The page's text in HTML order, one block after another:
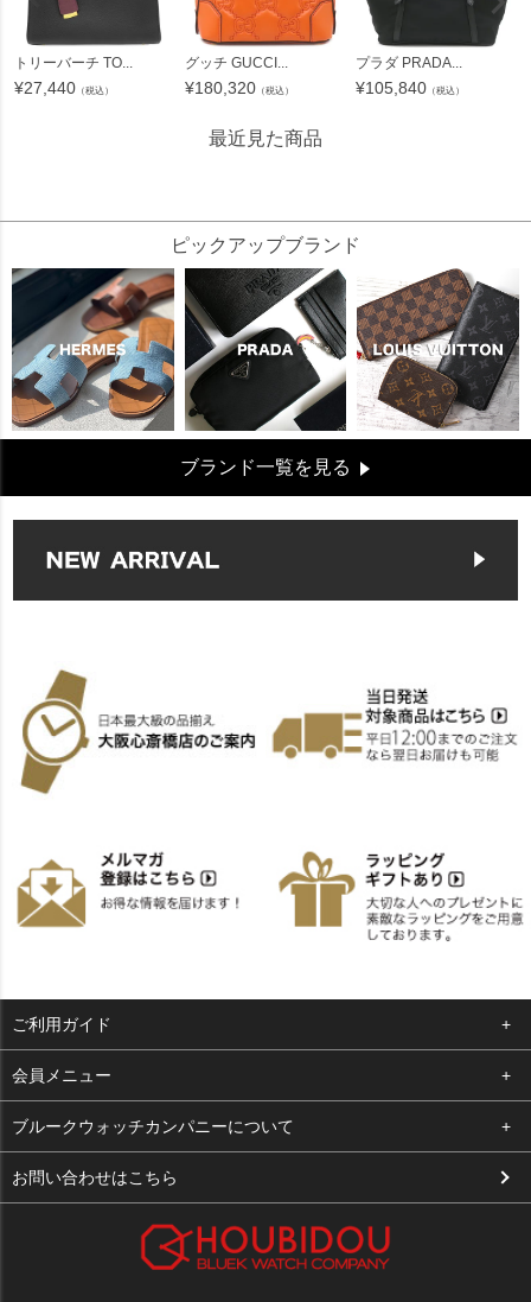
トリーバーチ TO...
¥27,440 （税込）
グッチ GUCCI...
¥180,320 （税込）
プラダ PRADA...
¥105,840 （税込）
最近見た商品
ピックアップブランド
ブランド一覧を見る
ご利用ガイド
よくある質問
支払い・送料
お客様の声
会員メニュー
ログイン
お気に入り
ブルークウォッチカンパニーについて
会社概要
お問い合わせはこちら